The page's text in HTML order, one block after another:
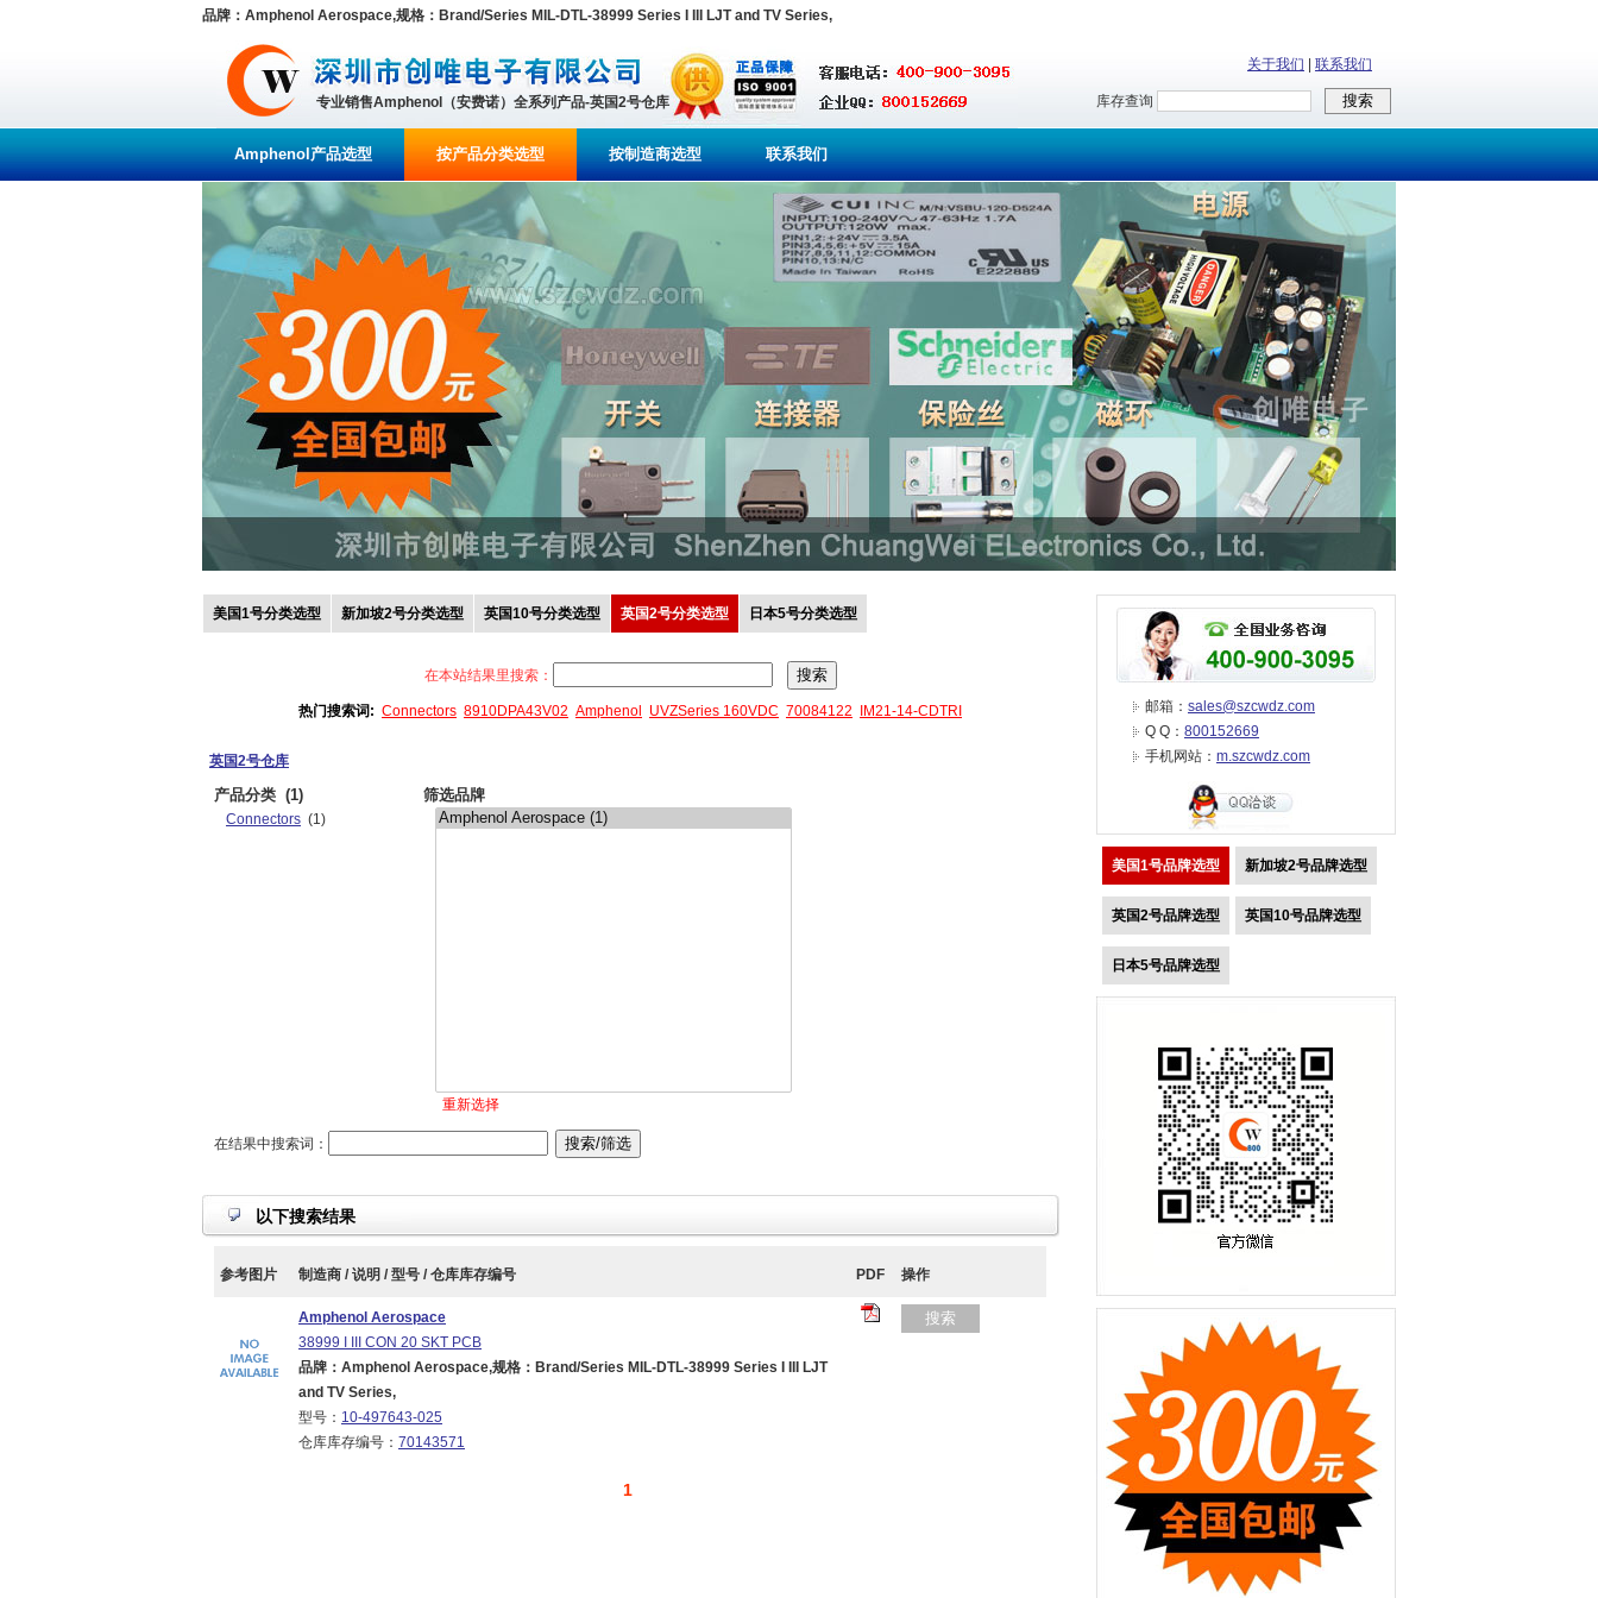
品牌：Amphenol Aerospace,规格：Brand/Series MIL-DTL-38999 Series I III LJT and TV Series,
专业销售Amphenol（安费诺）全系列产品-英国2号仓库
关于我们 联系我们
库存查询
Amphenol产品选型 按产品分类选型 按制造商选型 联系我们
美国1号分类选型 新加坡2号分类选型 英国10号分类选型 英国2号分类选型 日本5号分类选型
在本站结果里搜索：
热门搜索词: Connectors 8910DPA43V02 Amphenol UVZSeries 160VDC 70084122 IM21-14-CDTRI
英国2号仓库
产品分类 (1)
Connectors (1)
筛选品牌
重新选择
在结果中搜索词：
以下搜索结果
参考图片 制造商 / 说明 / 型号 / 仓库库存编号 PDF 操作
Amphenol Aerospace
38999 I III CON 20 SKT PCB
品牌：Amphenol Aerospace,规格：Brand/Series MIL-DTL-38999 Series I III LJT
and TV Series,
型号： 10-497643-025
仓库库存编号： 70143571
搜索
1
邮箱： sales@szcwdz.com
Q Q： 800152669
手机网站： m.szcwdz.com
美国1号品牌选型 新加坡2号品牌选型
英国2号品牌选型 英国10号品牌选型
日本5号品牌选型